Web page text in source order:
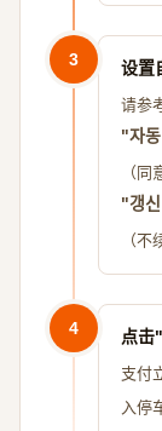
3 设置
请参
"자
（
"갱
（不
4 点击
支付
入停